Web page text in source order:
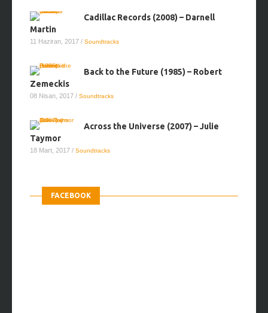
Cadillac Records (2008) – Darnell
Martin
11 Haziran, 2017 / Soundtracks
Back to the Future (1985) – Robert
Zemeckis
08 Nisan, 2017 / Soundtracks
Across the Universe (2007) – Julie
Taymor
18 Mart, 2017 / Soundtracks
FACEBOOK